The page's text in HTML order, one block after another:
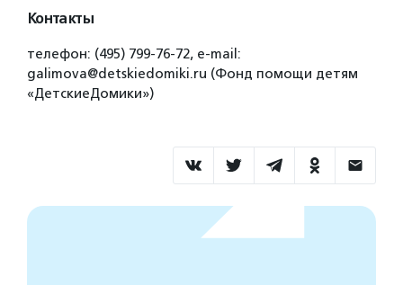
Контакты
телефон: (495) 799-76-72, e-mail:
galimova@detskiedomiki.ru (Фонд помощи детям
«ДетскиеДомики»)